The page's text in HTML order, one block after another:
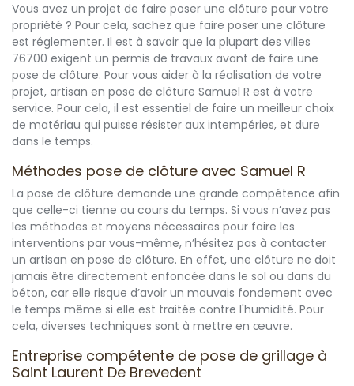
Vous avez un projet de faire poser une clôture pour votre
propriété ? Pour cela, sachez que faire poser une clôture
est réglementer. Il est à savoir que la plupart des villes
76700 exigent un permis de travaux avant de faire une
pose de clôture. Pour vous aider à la réalisation de votre
projet, artisan en pose de clôture Samuel R est à votre
service. Pour cela, il est essentiel de faire un meilleur choix
de matériau qui puisse résister aux intempéries, et dure
dans le temps.
Méthodes pose de clôture avec Samuel R
La pose de clôture demande une grande compétence afin
que celle-ci tienne au cours du temps. Si vous n’avez pas
les méthodes et moyens nécessaires pour faire les
interventions par vous-même, n’hésitez pas à contacter
un artisan en pose de clôture. En effet, une clôture ne doit
jamais être directement enfoncée dans le sol ou dans du
béton, car elle risque d’avoir un mauvais fondement avec
le temps même si elle est traitée contre l'humidité. Pour
cela, diverses techniques sont à mettre en œuvre.
Entreprise compétente de pose de grillage à
Saint Laurent De Brevedent